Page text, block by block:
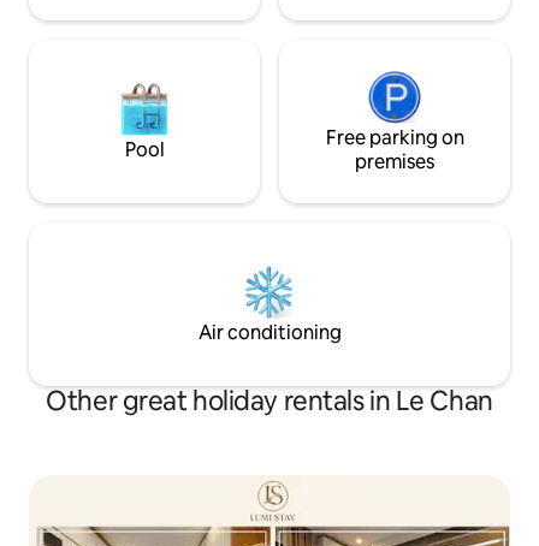
Pool
Free parking on
premises
Air conditioning
Other great holiday rentals in Le Chan